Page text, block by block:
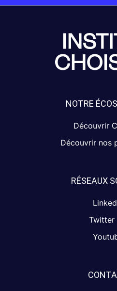
NOTRE
Découvrir
Découvrir nos
RÉSEAUX
Twitter